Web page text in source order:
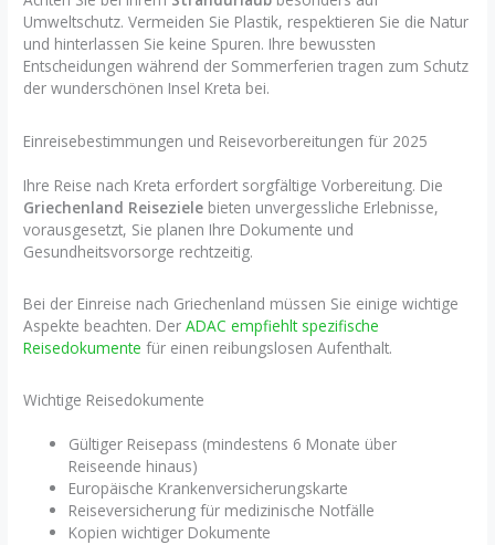
Umweltschutz. Vermeiden Sie Plastik, respektieren Sie die Natur
und hinterlassen Sie keine Spuren. Ihre bewussten
Entscheidungen während der Sommerferien tragen zum Schutz
der wunderschönen Insel Kreta bei.
Einreisebestimmungen und Reisevorbereitungen für 2025
Ihre Reise nach Kreta erfordert sorgfältige Vorbereitung. Die
Griechenland Reiseziele bieten unvergessliche Erlebnisse,
vorausgesetzt, Sie planen Ihre Dokumente und
Gesundheitsvorsorge rechtzeitig.
Bei der Einreise nach Griechenland müssen Sie einige wichtige
Aspekte beachten. DerADAC empfiehlt spezifische
Reisedokumente für einen reibungslosen Aufenthalt.
Wichtige Reisedokumente
Gültiger Reisepass (mindestens 6 Monate über
Reiseende hinaus)
Europäische Krankenversicherungskarte
Reiseversicherung für medizinische Notfälle
Kopien wichtiger Dokumente